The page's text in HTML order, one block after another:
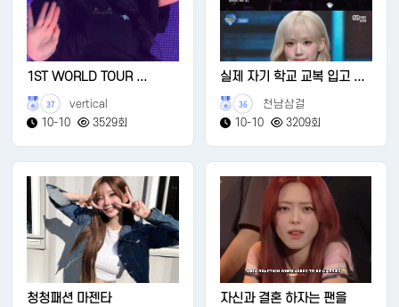
1ST WORLD TOUR ...
37
vertical
10-10
3529회
실제 자기 학교 교복 입고 ...
36
천남삼걸
10-10
3209회
청청패션 마젠타
자신과 결혼 하자는 팬을